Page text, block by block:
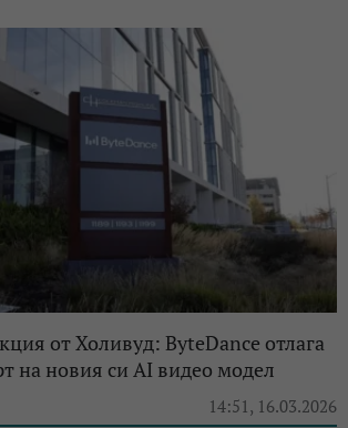
от Холивуд: ByteDance отлага
на новия си AI видео модел
14:51, 16.03.2026